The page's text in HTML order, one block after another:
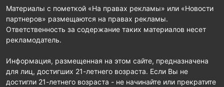
Материалы с пометкой «На правах рекламы» или «Новости
партнеров» размещаются на правах рекламы.
Ответственность за содержание таких материалов несет
рекламодатель.
Информация, размещенная на этом сайте, предназначена
для лиц, достигших 21-летнего возраста. Если Вы не
достигли 21-летнего возраста - не начинайте или прекратите